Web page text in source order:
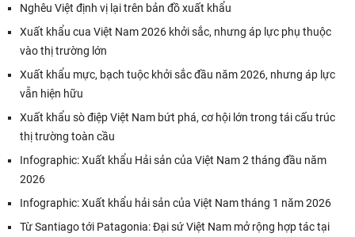
Nghêu Việt định vị lại trên bản đồ xuất khẩu
Xuất khẩu cua Việt Nam 2026 khởi sắc, nhưng áp lực phụ thuộc
vào thị trường lớn
Xuất khẩu mực, bạch tuộc khởi sắc đầu năm 2026, nhưng áp lực
vẫn hiện hữu
Xuất khẩu sò điệp Việt Nam bứt phá, cơ hội lớn trong tái cấu trúc
thị trường toàn cầu
Infographic: Xuất khẩu Hải sản của Việt Nam 2 tháng đầu năm
2026
Infographic: Xuất khẩu hải sản của Việt Nam tháng 1 năm 2026
Từ Santiago tới Patagonia: Đại sứ Việt Nam mở rộng hợp tác tại